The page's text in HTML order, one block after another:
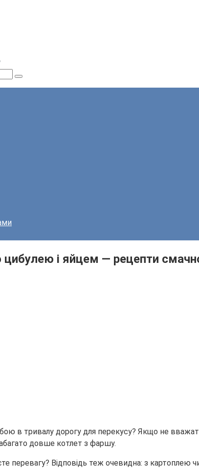
і яйцем — рецепти
в тривалу дорогу для перекусу? Якщо не
довше котлет з фаршу.
перевагу? Відповідь теж очевидна: з картоплею